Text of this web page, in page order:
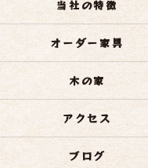
当社の特徴
オーダー家具
木の家
アクセス
ブログ